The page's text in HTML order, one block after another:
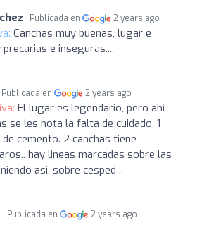
Publicada en 2 years ago
Canchas muy buenas, lugar e
e inseguras....
Publicada en 2 years ago
El lugar es legendario, pero ahí
se les nota la falta de cuidado, 1
cemento. 2 canchas tiene
hay lineas marcadas sobre las
asi, sobre cesped ..
Publicada en 2 years ago